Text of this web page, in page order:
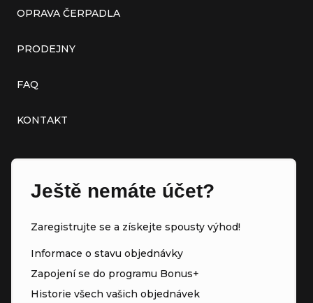
OPRAVA ČERPADLA
PRODEJNY
FAQ
KONTAKT
Ještě nemáte účet?
Zaregistrujte se a získejte spousty výhod!
Informace o stavu objednávky
Zapojení se do programu Bonus+
Historie všech vašich objednávek